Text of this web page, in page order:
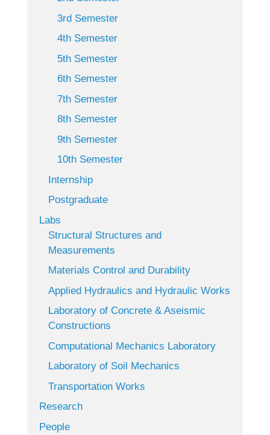
3rd Semester
4th Semester
5th Semester
6th Semester
7th Semester
8th Semester
9th Semester
10th Semester
Internship
Postgraduate
Labs
Structural Structures and
Measurements
Materials Control and Durability
Applied Hydraulics and Hydraulic Works
Laboratory of Concrete & Aseismic
Constructions
Computational Mechanics Laboratory
Laboratory of Soil Mechanics
Transportation Works
Research
People